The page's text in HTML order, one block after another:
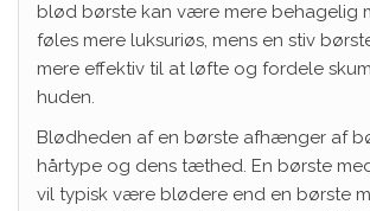
blød børste kan være mere behagelig
føles mere luksuriøs, mens en stiv
mere effektiv til at løfte og fordele
huden.
Blødheden af en børste afhænger af
hårtype og dens tæthed. En børste
vil typisk være blødere end en børste